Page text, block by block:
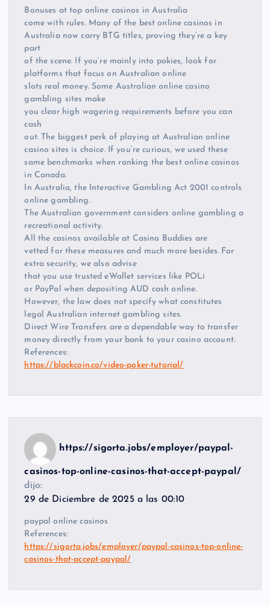
Bonuses at top online casinos in Australia
come with rules. Many of the best online casinos in
Australia now carry BTG titles, proving they’re a key
part
of the scene. If you’re mainly into pokies, look for
platforms that focus on Australian online
slots real money. Some Australian online casino
gambling sites make
you clear high wagering requirements before you can
cash
out. The biggest perk of playing at Australian online
casino sites is choice. If you’re curious, we used these
same benchmarks when ranking the best online casinos
in Canada.
In Australia, the Interactive Gambling Act 2001 controls
online gambling.
The Australian government considers online gambling a
recreational activity.
All the casinos available at Casino Buddies are
vetted for these measures and much more besides. For
extra security, we also advise
that you use trusted eWallet services like POLi
or PayPal when depositing AUD cash online.
However, the law does not specify what constitutes
legal Australian internet gambling sites.
Direct Wire Transfers are a dependable way to transfer
money directly from your bank to your casino account.
References:
https://blackcoin.co/video-poker-tutorial/
https://sigorta.jobs/employer/paypal-
casinos-top-online-casinos-that-accept-paypal/
dijo:
29 de Diciembre de 2025 a las 00:10
paypal online casinos
References:
https://sigorta.jobs/employer/paypal-casinos-top-online-
casinos-that-accept-paypal/